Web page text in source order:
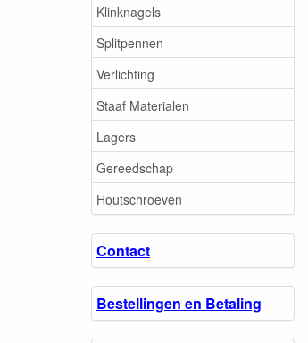
Klinknagels
Splitpennen
Verlichting
Staaf Materialen
Lagers
Gereedschap
Houtschroeven
Contact
Bestellingen en Betaling